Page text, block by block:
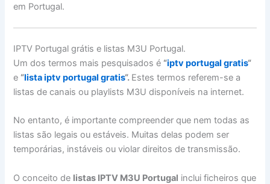
em Portugal.
IPTV Portugal grátis e listas M3U Portugal.
Um dos termos mais pesquisados é “iptv portugal gratis“
e “lista iptv portugal gratis“. Estes termos referem-se a
listas de canais ou playlists M3U disponíveis na internet.
No entanto, é importante compreender que nem todas as
listas são legais ou estáveis. Muitas delas podem ser
temporárias, instáveis ou violar direitos de transmissão.
O conceito de listas IPTV M3U Portugal inclui ficheiros que